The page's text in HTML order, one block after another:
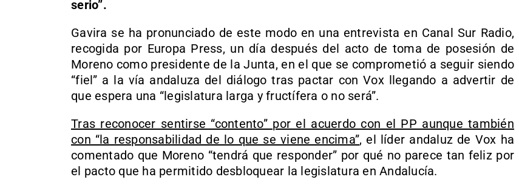
serio”.
Gavira se ha pronunciado de este modo en una entrevista en Canal Sur Radio,
recogida por Europa Press, un día después del acto de toma de posesión de
Moreno como presidente de la Junta, en el que se comprometió a seguir siendo
“fiel” a la vía andaluza del diálogo tras pactar con Vox llegando a advertir de
que espera una “legislatura larga y fructífera o no será”.
Tras reconocer sentirse “contento” por el acuerdo con el PP aunque también
con “la responsabilidad de lo que se viene encima”, el líder andaluz de Vox ha
comentado que Moreno “tendrá que responder” por qué no parece tan feliz por
el pacto que ha permitido desbloquear la legislatura en Andalucía.